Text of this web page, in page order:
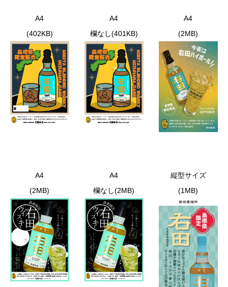
A4
(402KB)
A4
欄なし(401KB)
A4
(2MB)
A4
(2MB)
A4
欄なし(2MB)
縦型サイズ
(1MB)